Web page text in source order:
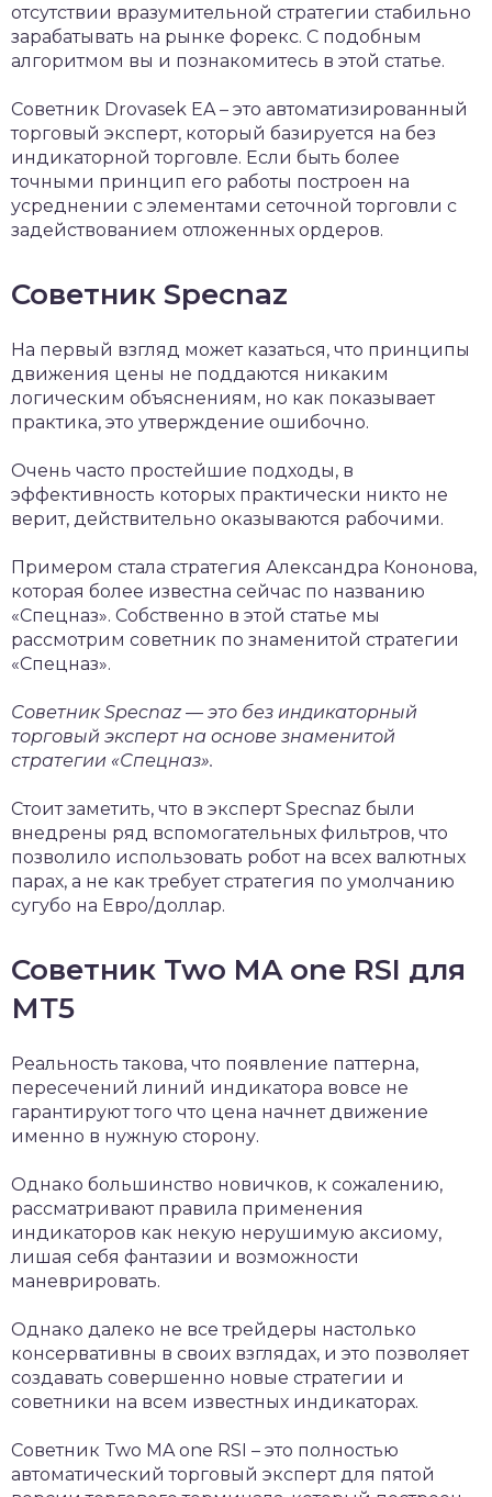
отсутствии вразумительной стратегии стабильно
зарабатывать на рынке форекс. С подобным
алгоритмом вы и познакомитесь в этой статье.
Советник Drovasek EA – это автоматизированный
торговый эксперт, который базируется на без
индикаторной торговле. Если быть более
точными принцип его работы построен на
усреднении с элементами сеточной торговли с
задействованием отложенных ордеров.
Советник Specnaz
На первый взгляд может казаться, что принципы
движения цены не поддаются никаким
логическим объяснениям, но как показывает
практика, это утверждение ошибочно.
Очень часто простейшие подходы, в
эффективность которых практически никто не
верит, действительно оказываются рабочими.
Примером стала стратегия Александра Кононова,
которая более известна сейчас по названию
«Спецназ». Собственно в этой статье мы
рассмотрим советник по знаменитой стратегии
«Спецназ».
Советник Specnaz — это без индикаторный
торговый эксперт на основе знаменитой
стратегии «Спецназ».
Стоит заметить, что в эксперт Specnaz были
внедрены ряд вспомогательных фильтров, что
позволило использовать робот на всех валютных
парах, а не как требует стратегия по умолчанию
сугубо на Евро/доллар.
Советник Two MA one RSI для
МТ5
Реальность такова, что появление паттерна,
пересечений линий индикатора вовсе не
гарантируют того что цена начнет движение
именно в нужную сторону.
Однако большинство новичков, к сожалению,
рассматривают правила применения
индикаторов как некую нерушимую аксиому,
лишая себя фантазии и возможности
маневрировать.
Однако далеко не все трейдеры настолько
консервативны в своих взглядах, и это позволяет
создавать совершенно новые стратегии и
советники на всем известных индикаторах.
Советник Two MA one RSI – это полностью
автоматический торговый эксперт для пятой